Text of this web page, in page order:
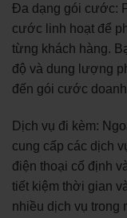
Đa dạng gói cước:
cước linh hoạt để
từng khách hàng.
độ và dung lượng
đến gói cước
Dịch vụ đi kèm:
cung cấp các dịch
điện thoại cố định
tiết kiệm thời gian
nhiều dịch vụ trong